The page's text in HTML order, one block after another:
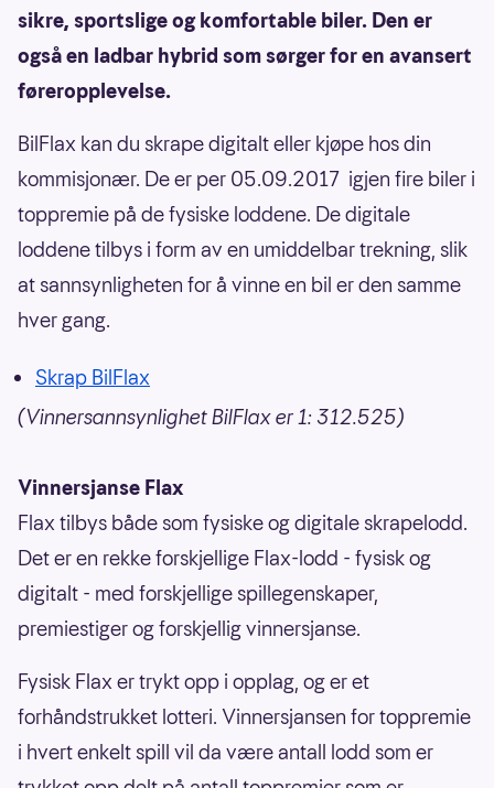
sikre, sportslige og komfortable biler. Den er
også en ladbar hybrid som sørger for en avansert
føreropplevelse.
BilFlax kan du skrape digitalt eller kjøpe hos din
kommisjonær. De er per 05.09.2017 igjen fire biler i
toppremie på de fysiske loddene. De digitale
loddene tilbys i form av en umiddelbar trekning, slik
at sannsynligheten for å vinne en bil er den samme
hver gang.
Skrap BilFlax
(Vinnersannsynlighet BilFlax er 1: 312.525)
Vinnersjanse Flax
Flax tilbys både som fysiske og digitale skrapelodd.
Det er en rekke forskjellige Flax-lodd - fysisk og
digitalt - med forskjellige spillegenskaper,
premiestiger og forskjellig vinnersjanse.
Fysisk Flax er trykt opp i opplag, og er et
forhåndstrukket lotteri. Vinnersjansen for toppremie
i hvert enkelt spill vil da være antall lodd som er